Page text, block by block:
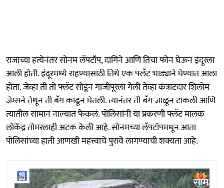
राजाच्या हत्येनंतर सोनम लॅपटॉप, दागिने आणि तिचा फोन घेऊन इंदूरला
आली होती. इंदूरमध्ये राहण्यासाठी तिथे एक फ्लॅट भाड्याने घेण्यात आला
होता. जेव्हा ती तो फ्लॅट सोडून गाजीपूरला गेली तेव्हा कंत्राटदार शिलोम
जेम्सने तेथून ती बॅग काढून घेतली. त्यानंतर ती बॅग जाळून टाकली आणि
त्यातील सामान नाल्यात फेकलं. पोलिसांनी या प्रकरणी फ्लॅट मालक
लोकेंद्र तोमरलाही अटक केली आहे. सोनमच्या लॅपटॉपमधून आता
पोलिसांच्या हाती आणखी महत्त्वाचे पुरावे लागण्याची शक्यता आहे.